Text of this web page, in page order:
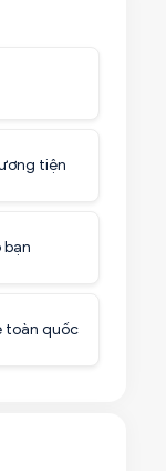
tiện
bạn
toàn quốc